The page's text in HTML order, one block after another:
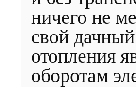
ничего не
свой
отопления
оборотам